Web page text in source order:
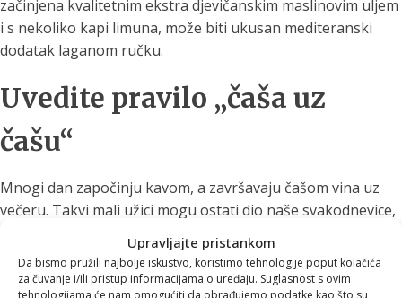
Upravljajte pristankom
Da bismo pružili najbolje iskustvo, koristimo tehnologije poput kolačića
za čuvanje i/ili pristup informacijama o uređaju. Suglasnost s ovim
tehnologijama će nam omogućiti da obrađujemo podatke kao što su
začinjena kvalitetnim ekstra djevičanskim maslinovim uljem
i s nekoliko kapi limuna, može biti ukusan mediteranski
dodatak laganom ručku.
Uvedite pravilo „čaša uz
čašu“
Mnogi dan započinju kavom, a završavaju čašom vina uz
večeru. Takvi mali užici mogu ostati dio naše svakodnevice,
šalicu kave ili čašu alkoholnog pića popijte i veliku čašu
vode.